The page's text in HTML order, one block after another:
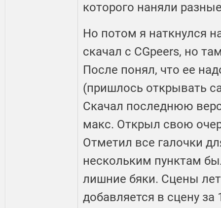
которого наняли
Но потом я наткнулся
скачал с CGpeers, но
После понял, что ее
(пришлось открывать
Скачал последнюю
макс. Открыл свою
Отметил все галочки
нескольким пунктам
лишние бяки. Сцены
добавляется в сцену за